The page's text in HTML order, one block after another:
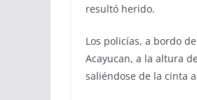
resultó herido.
Los policías, a bordo
Acayucan, a la altura
saliéndose de la cinta